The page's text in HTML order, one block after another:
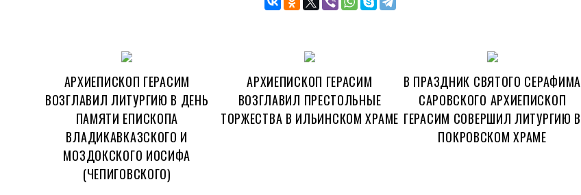
АРХИЕПИСКОП ГЕРАСИМ
ВОЗГЛАВИЛ ЛИТУРГИЮ В ДЕНЬ
ПАМЯТИ ЕПИСКОПА
ВЛАДИКАВКАЗСКОГО И
МОЗДОКСКОГО ИОСИФА
(ЧЕПИГОВСКОГО)
АРХИЕПИСКОП ГЕРАСИМ
ВОЗГЛАВИЛ ПРЕСТОЛЬНЫЕ
ТОРЖЕСТВА В ИЛЬИНСКОМ ХРАМЕ
В ПРАЗДНИК СВЯТОГО СЕРАФИМА
САРОВСКОГО АРХИЕПИСКОП
ГЕРАСИМ СОВЕРШИЛ ЛИТУРГИЮ В
ПОКРОВСКОМ ХРАМЕ